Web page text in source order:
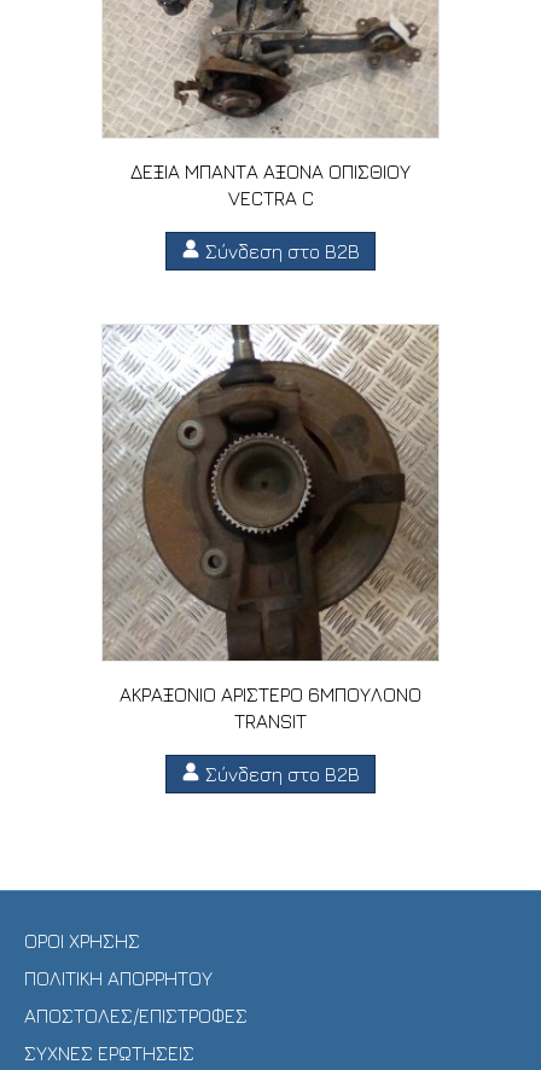
ΔΕΞΙΑ ΜΠΑΝΤΑ ΑΞΟΝΑ ΟΠΙΣΘΙΟΥ
VECTRA C
Σύνδεση στο B2B
ΑΚΡΑΞΟΝΙΟ ΑΡΙΣΤΕΡΟ 6ΜΠΟΥΛΟΝΟ
TRANSIT
Σύνδεση στο B2B
ΟΡΟΙ ΧΡΗΣΗΣ
ΠΟΛΙΤΙΚΗ ΑΠΟΡΡΗΤΟΥ
ΑΠΟΣΤΟΛΕΣ/ΕΠΙΣΤΡΟΦΕΣ
ΣΥΧΝΕΣ ΕΡΩΤΗΣΕΙΣ